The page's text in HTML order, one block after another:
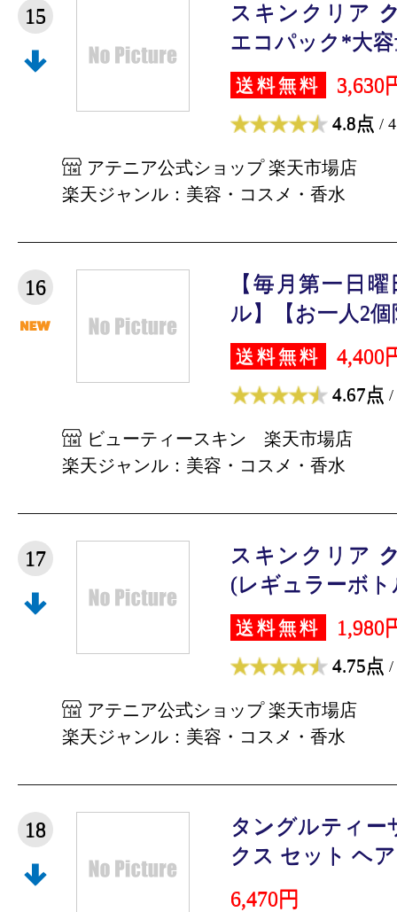
15
スキンクリア
エコパック*大容
送料無料 3,630
4.8点 /
アテニア公式ショップ 楽天市場店
楽天ジャンル：美容・コスメ・香水
16
【毎月第一日
ル】【お一人2
送料無料 4,400
4.67点 /
ビューティースキン 楽天市場店
楽天ジャンル：美容・コスメ・香水
17
スキンクリア
(レギュラーボト
送料無料 1,980
4.75点 /
アテニア公式ショップ 楽天市場店
楽天ジャンル：美容・コスメ・香水
18
タングルティー
クス セット ヘ
6,470円